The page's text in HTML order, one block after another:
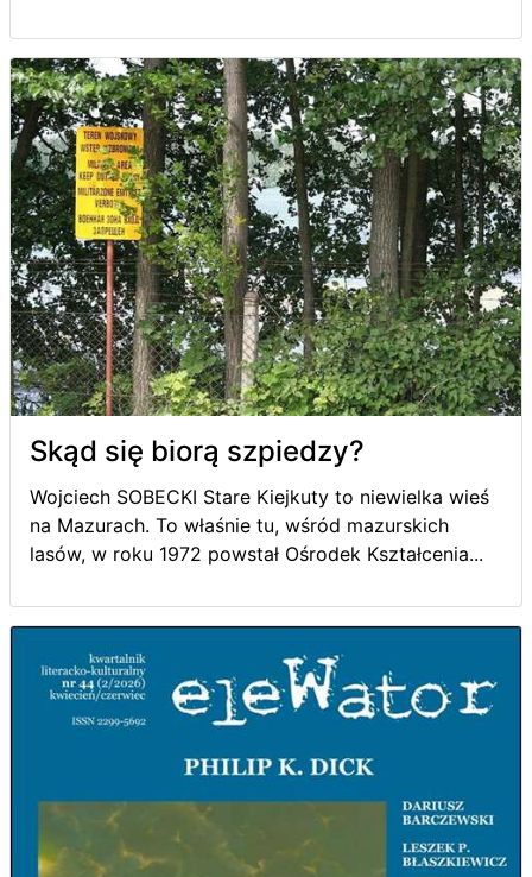
Skąd się biorą szpiedzy?
Wojciech SOBECKI Stare Kiejkuty to niewielka wieś
na Mazurach. To właśnie tu, wśród mazurskich
lasów, w roku 1972 powstał Ośrodek Kształcenia...